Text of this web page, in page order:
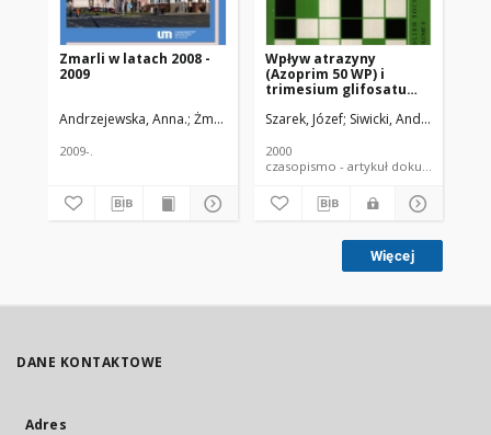
Zmarli w latach 2008 -
2009
Andrzejewska, Anna. Żmuda, Ryszard. Red. nacz.
2009-.
Wpływ atrazyny
(Azoprim 50 WP) i
trimesium glifosatu
zmiany morfologiczne
jesiotra (Acipenser
baeri)
Szarek, Józef Siwicki, Andrzej
2000
czasopismo - artykuł
Więcej
DANE KONTAKTOWE
Adres